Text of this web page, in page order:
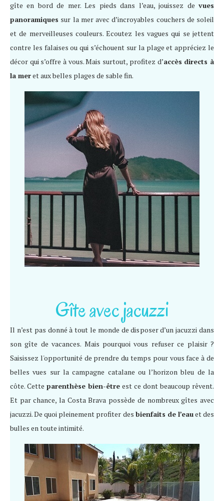
gîte en bord de mer. Les pieds dans l’eau, jouissez de vues
panoramiques sur la mer avec d’incroyables couchers de soleil
et de merveilleuses couleurs. Ecoutez les vagues qui se jettent
contre les falaises ou qui s’échouent sur la plage et appréciez le
décor qui s’offre à vous. Mais surtout, profitez d’accès directs à
la meret aux belles plages de sable fin.
Gîte avec jacuzzi
Il n’est pas donné à tout le monde de disposer d’un jacuzzi dans
son gîte de vacances. Mais pourquoi vous refuser ce plaisir ?
Saisissez l'opportunité de prendre du temps pour vous face à de
belles vues sur la campagne catalane ou l’horizon bleu de la
côte. Cette parenthèse bien-être est ce dont beaucoup rêvent.
Et par chance, la Costa Brava possède de nombreux gîtes avec
jacuzzi. De quoi pleinement profiter des bienfaits de l’eauet des
bulles en toute intimité.